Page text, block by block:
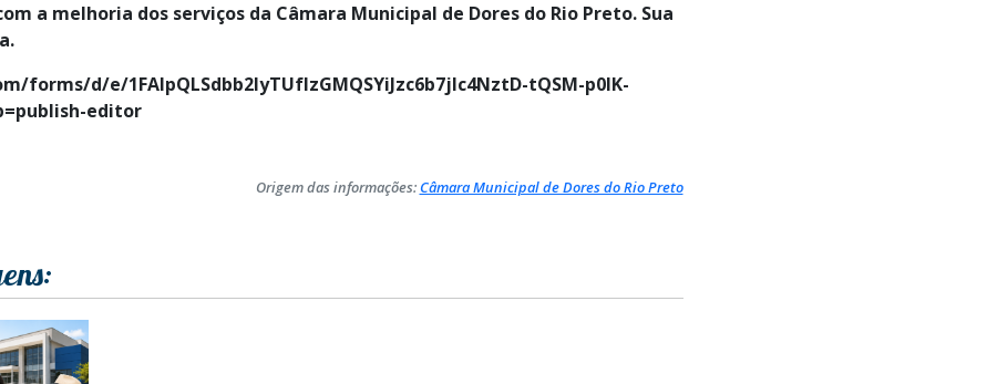
a melhoria dos serviços da Câmara Municipal de Dores do Rio Preto. Sua
forms/d/e/1FAIpQLSdbb2lyTUfIzGMQSYiJzc6b7jlc4NztD-tQSM-p0lK-
editor
Origem das informações:Câmara Municipal de Dores do Rio Preto